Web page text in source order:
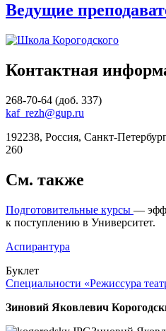
Ведущие
Контактная
268-70-64 (доб. 337)
kaf_rezh@gup.ru
192238, Россия, Санкт-
260
См. также
Подготовительные курсы —
к поступлению в Университет.
Аспирантура
Буклет
Специальности «Режиссура
Зиновий Яковлевич